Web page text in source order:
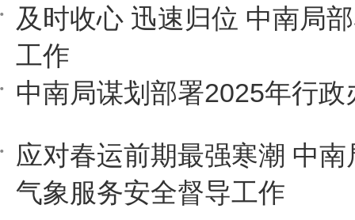
及时收心 迅速归位 中南局
工作
中南局谋划部署2025年行政
应对春运前期最强寒潮 中
气象服务安全督导工作